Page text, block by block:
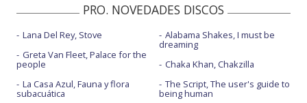
PRO. NOVEDADES DISCOS
Lana Del Rey, Stove
Greta Van Fleet, Palace for the
people
La Casa Azul, Fauna y flora
subacuática
Alabama Shakes, I must be
dreaming
Chaka Khan, Chakzilla
The Script, The user's guide to
being human